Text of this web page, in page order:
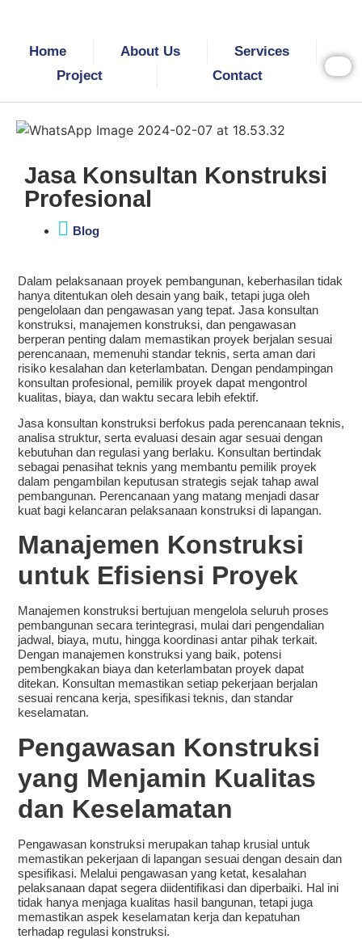
Home About Us
Services
Project
Contact
Jasa Konsultan Konstruksi
Profesional
Blog
Dalam pelaksanaan proyek pembangunan, keberhasilan tidak
hanya ditentukan oleh desain yang baik, tetapi juga oleh
pengelolaan dan pengawasan yang tepat. Jasa konsultan
konstruksi, manajemen konstruksi, dan pengawasan
berperan penting dalam memastikan proyek berjalan sesuai
perencanaan, memenuhi standar teknis, serta aman dari
risiko kesalahan dan keterlambatan. Dengan pendampingan
konsultan profesional, pemilik proyek dapat mengontrol
kualitas, biaya, dan waktu secara lebih efektif.
Jasa konsultan konstruksi berfokus pada perencanaan teknis,
analisa struktur, serta evaluasi desain agar sesuai dengan
kebutuhan dan regulasi yang berlaku. Konsultan bertindak
sebagai penasihat teknis yang membantu pemilik proyek
dalam pengambilan keputusan strategis sejak tahap awal
pembangunan. Perencanaan yang matang menjadi dasar
kuat bagi kelancaran pelaksanaan konstruksi di lapangan.
Manajemen Konstruksi
untuk Efisiensi Proyek
Manajemen konstruksi bertujuan mengelola seluruh proses
pembangunan secara terintegrasi, mulai dari pengendalian
jadwal, biaya, mutu, hingga koordinasi antar pihak terkait.
Dengan manajemen konstruksi yang baik, potensi
pembengkakan biaya dan keterlambatan proyek dapat
ditekan. Konsultan memastikan setiap pekerjaan berjalan
sesuai rencana kerja, spesifikasi teknis, dan standar
keselamatan.
Pengawasan Konstruksi
yang Menjamin Kualitas
dan Keselamatan
Pengawasan konstruksi merupakan tahap krusial untuk
memastikan pekerjaan di lapangan sesuai dengan desain dan
spesifikasi. Melalui pengawasan yang ketat, kesalahan
pelaksanaan dapat segera diidentifikasi dan diperbaiki. Hal ini
tidak hanya menjaga kualitas hasil bangunan, tetapi juga
memastikan aspek keselamatan kerja dan kepatuhan
terhadap regulasi konstruksi.